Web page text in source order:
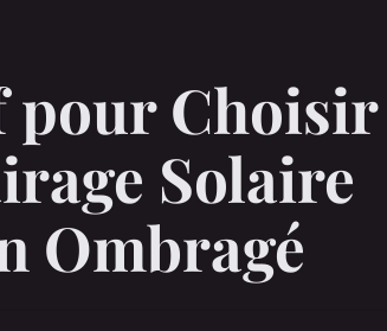
pour Choisir
Solaire
Ombragé